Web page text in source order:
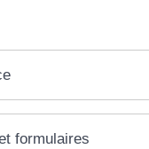
formulaires